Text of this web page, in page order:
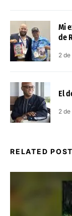
Mi
de
2
El
2
RELATED